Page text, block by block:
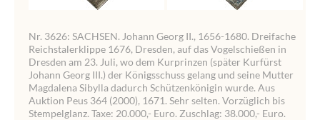
Nr. 3626: SACHSEN. Johann Georg II., 1656-1680. Dreifache
Reichstalerklippe 1676, Dresden, auf das Vogelschießen in
Dresden am 23. Juli, wo dem Kurprinzen (später Kurfürst
Johann Georg III.) der Königsschuss gelang und seine Mutter
Magdalena Sibylla dadurch Schützenkönigin wurde. Aus
Auktion Peus 364 (2000), 1671. Sehr selten. Vorzüglich bis
Stempelglanz. Taxe: 20.000,- Euro. Zuschlag: 38.000,- Euro.